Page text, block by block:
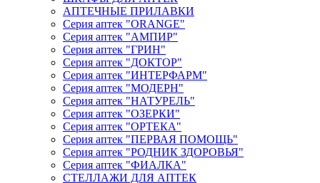
АПТЕЧНЫЕ ПРИЛАВКИ
Серия аптек "ORANGE"
Серия аптек "АМПИР"
Серия аптек "ГРИН"
Серия аптек "ДОКТОР"
Серия аптек "ИНТЕРФАРМ"
Серия аптек "МОДЕРН"
Серия аптек "НАТУРЕЛЬ"
Серия аптек "ОЗЕРКИ"
Серия аптек "ОРТЕКА"
Серия аптек "ПЕРВАЯ ПОМОЩЬ"
Серия аптек "РОДНИК ЗДОРОВЬЯ"
Серия аптек "ФИАЛКА"
СТЕЛЛАЖИ ДЛЯ АПТЕК